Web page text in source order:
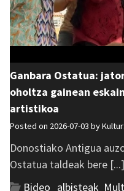
Ganbara Ostatua:
oholtza gainean
artistikoa
Posted on 2026-07-03 by
Donostiako Antigua
Ostatua taldeak bere [...]
Bideo_albisteak